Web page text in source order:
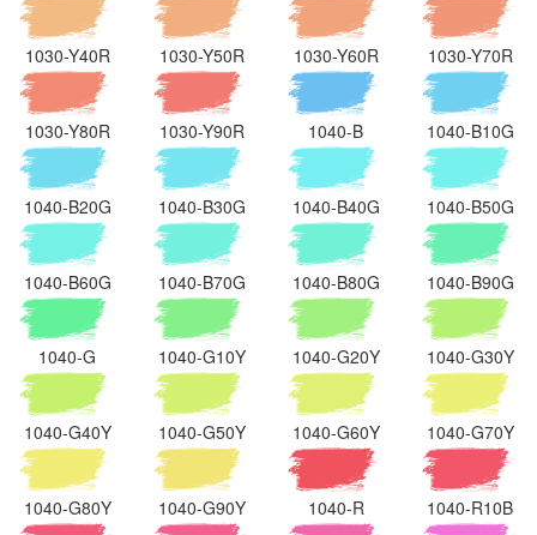
1030-Y40R 1030-Y50R 1030-Y60R 1030-Y70R
1030-Y80R 1030-Y90R 1040-B 1040-B10G
1040-B20G 1040-B30G 1040-B40G 1040-B50G
1040-B60G 1040-B70G 1040-B80G 1040-B90G
1040-G 1040-G10Y 1040-G20Y 1040-G30Y
1040-G40Y 1040-G50Y 1040-G60Y 1040-G70Y
1040-G80Y 1040-G90Y 1040-R 1040-R10B